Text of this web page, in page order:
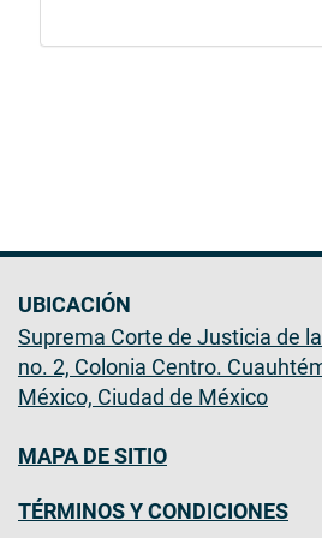
UBICACIÓN
Suprema Corte de Justicia de
no. 2, Colonia Centro.
México, Ciudad de México
MAPA DE SITIO
TÉRMINOS Y CONDICIONES